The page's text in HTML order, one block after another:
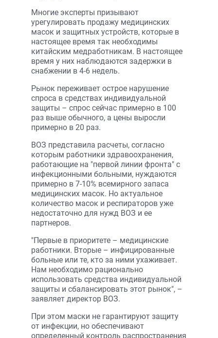
Многие эксперты призывают
урегулировать продажу медицинских
масок и защитных устройств, которые в
настоящее время так необходимы
китайским медработникам. В настоящее
время у них наблюдаются задержки в
снабжении в 4-6 недель.
Рынок переживает острое нарушение
спроса в средствах индивидуальной
защиты – спрос сейчас примерно в 100
раз выше обычного, а цены выросли
примерно в 20 раз.
ВОЗ представила расчеты, согласно
которым работники здравоохранения,
работающие на "первой линии фронта" с
инфекционными больными, нуждаются
примерно в 7-10% всемирного запаса
медицинских масок. Но актуальное
количество масок и респираторов уже
недостаточно для нужд ВОЗ и ее
партнеров.
"Первые в приоритете – медицинские
работники. Вторые – инфицированные
больные или те, кто за ними ухаживает.
Нам необходимо рационально
использовать средства индивидуальной
защиты и сбалансировать этот рынок", –
заявляет директор ВОЗ.
При этом маски не гарантируют защиту
от инфекции, но обеспечивают
определенный контроль распространения